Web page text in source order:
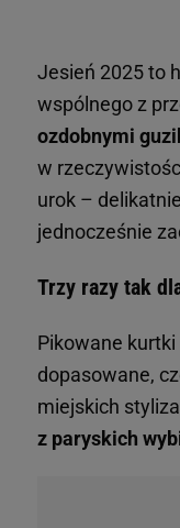
Jesień 2025 to
wspólnego z
ozdobnymi
w
urok –
jednocześnie
Trzy razy tak
Pikowane
dopasowane,
miejskich
z paryskich